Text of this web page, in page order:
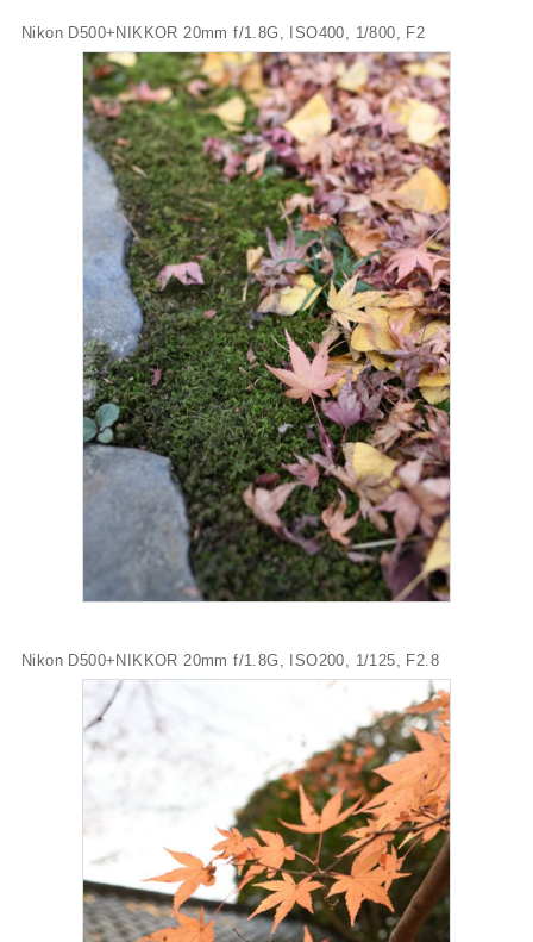
Nikon D500+NIKKOR 20mm f/1.8G, ISO400, 1/800, F2
Nikon D500+NIKKOR 20mm f/1.8G, ISO200, 1/125, F2.8